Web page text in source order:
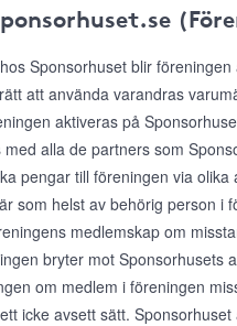
Sponsorhuset blir
att använda varandras
aktiveras på
alla de partners som
pengar till föreningen via
som helst av behörig person i
medlemskap om
bryter mot Sponsorhusets
om medlem i föreningen
icke avsett sätt.